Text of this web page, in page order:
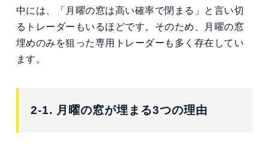
中には、「月曜の窓は高い確率で閉まる」と言い切
るトレーダーもいるほどです。そのため、月曜の窓
埋めのみを狙った専用トレーダーも多く存在してい
ます。
2-1. 月曜の窓が埋まる3つの理由